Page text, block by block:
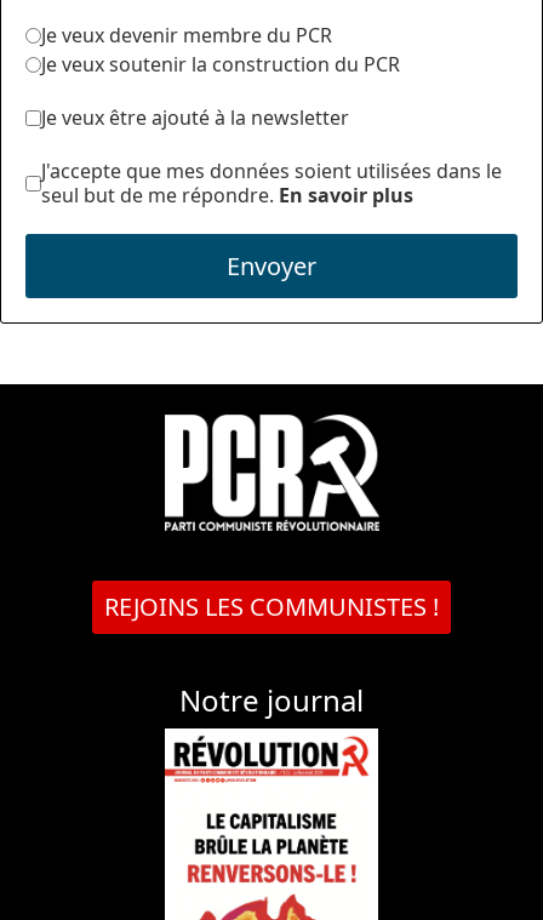
Je veux devenir membre du PCR
Je veux soutenir la construction du PCR
Je veux être ajouté à la newsletter
J'accepte que mes données soient utilisées dans le
seul but de me répondre. En savoir plus
Envoyer
REJOINS LES COMMUNISTES !
Notre journal